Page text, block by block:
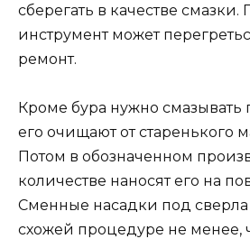
сберегать в качестве смазки.
инструмент может
ремонт.
Кроме бура нужно смазывать
его очищают от старенького
Потом в обозначенном
количестве наносят его на
Сменные насадки под
схожей процедуре не менее,